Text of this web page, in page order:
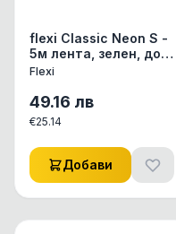
flexi Classic Neon S -
5м лента, зелен, до
15кг -
Flexi
49.16 лв
€25.14
Добави